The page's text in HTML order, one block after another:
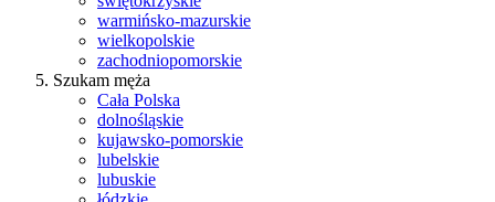
warmińsko-mazurskie
wielkopolskie
zachodniopomorskie
Szukam męża
Cała Polska
dolnośląskie
kujawsko-pomorskie
lubelskie
lubuskie